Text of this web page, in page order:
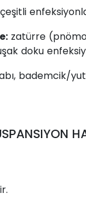
zatürre
doku
bademcik/